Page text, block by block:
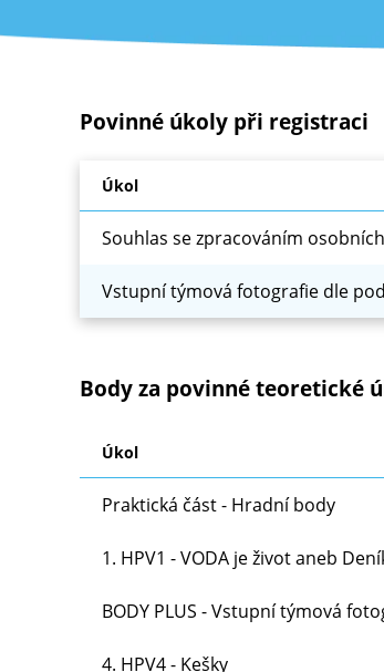
Povinné úkoly při registraci
Úkol
Souhlas se zpracováním
Vstupní týmová fotografie dle
Body za povinné teoretické
Úkol
Praktická část - Hradní body
1. HPV1 - VODA je život aneb
BODY PLUS - Vstupní týmová
4. HPV4 - Kešky